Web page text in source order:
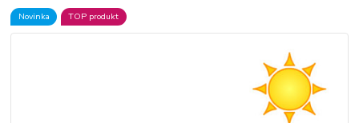
Novinka TOP produkt